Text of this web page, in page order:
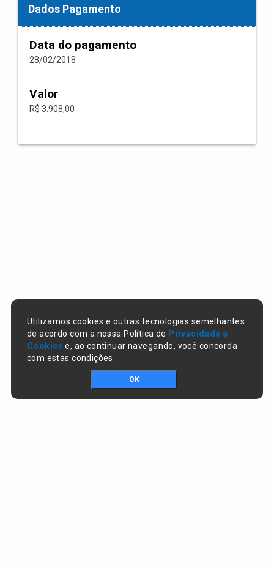
Dados Pagamento
Data do pagamento
28/02/2018
Valor
R$ 3.908,00
Utilizamos cookies e outras tecnologias semelhantes
de acordo com a nossa Política de Privacidade e
Cookies e, ao continuar navegando, você concorda
com estas condições.
OK